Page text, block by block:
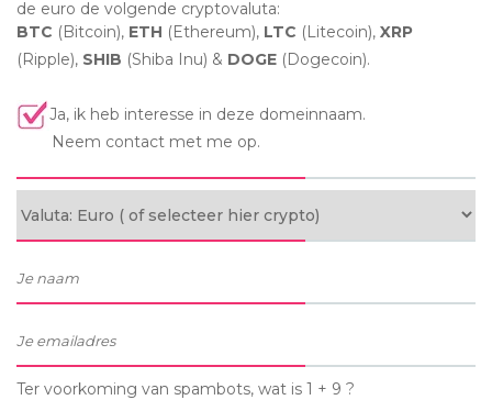
de euro de volgende cryptovaluta:
BTC (Bitcoin), ETH (Ethereum), LTC (Litecoin), XRP
(Ripple), SHIB (Shiba Inu) & DOGE (Dogecoin).
Ja, ik heb interesse in deze domeinnaam.
Neem contact met me op.
Ter voorkoming van spambots, wat is 1 + 9 ?